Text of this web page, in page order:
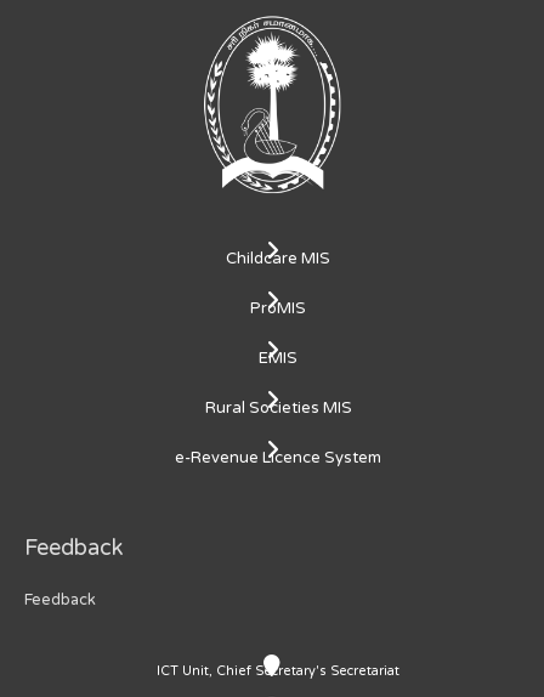
Childcare MIS
ProMIS
EMIS
Rural Societies MIS
e-Revenue Licence System
Feedback
Feedback
ICT Unit, Chief Secretary's Secretariat